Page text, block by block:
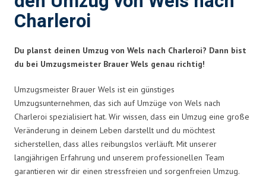
Charleroi
Du planst deinen Umzug von Wels nach Charleroi? Dann bist
du bei Umzugsmeister Brauer Wels genau richtig!
Umzugsmeister Brauer Wels ist ein günstiges
Umzugsunternehmen, das sich auf Umzüge von Wels nach
Charleroi spezialisiert hat. Wir wissen, dass ein Umzug eine große
Veränderung in deinem Leben darstellt und du möchtest
sicherstellen, dass alles reibungslos verläuft. Mit unserer
langjährigen Erfahrung und unserem professionellen Team
garantieren wir dir einen stressfreien und sorgenfreien Umzug.